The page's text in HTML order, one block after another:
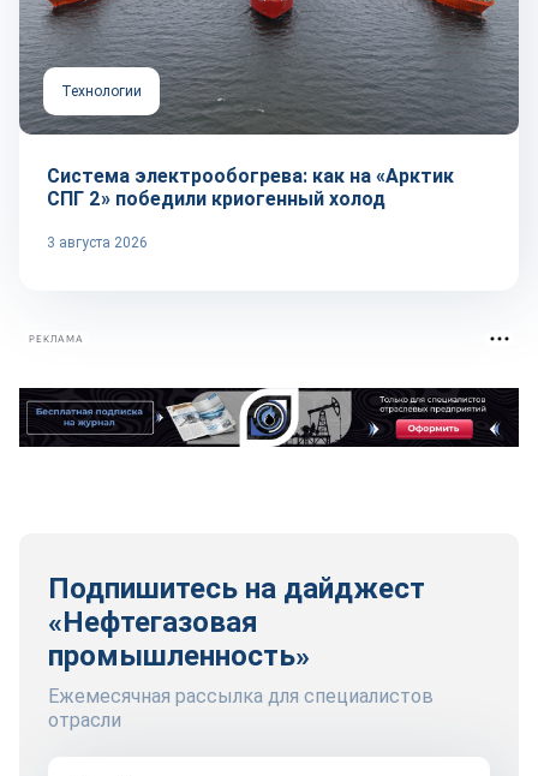
Технологии
Система электрообогрева: как на «Арктик
СПГ 2» победили криогенный холод
3 августа 2026
РЕКЛАМА
Подпишитесь на дайджест
«Нефтегазовая
промышленность»
Ежемесячная рассылка для специалистов
отрасли